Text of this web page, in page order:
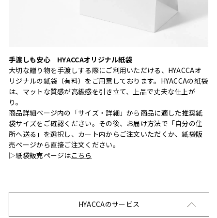
手渡しも安心 HYACCAオリジナル紙袋
大切な贈り物を手渡しする際にご利用いただける、HYACCAオ
リジナルの紙袋（有料）をご用意しております。HYACCAの紙袋
は、マットな質感が高級感を引き立て、上品で丈夫な仕上が
り。
商品詳細ページ内の「サイズ・詳細」から商品に適した推奨紙
袋サイズをご確認ください。その後、お届け方法で「自分の住
所へ送る」を選択し、カート内からご注文いただくか、紙袋販
売ページから直接ご注文ください。
▷紙袋販売ページはこちら
HYACCAのサービス